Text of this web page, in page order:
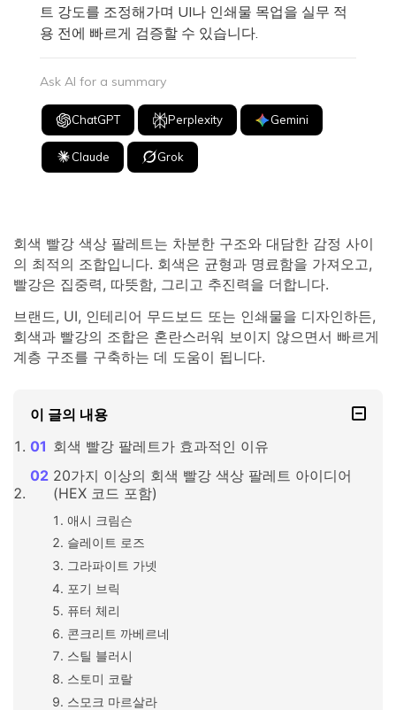
트 강도를 조정해가며 UI나 인쇄물 목업을 실무 적
용 전에 빠르게 검증할 수 있습니다.
Ask AI for a summary
ChatGPT Perplexity Gemini
Claude Grok
회색 빨강 색상 팔레트는 차분한 구조와 대담한 감정 사이
의 최적의 조합입니다. 회색은 균형과 명료함을 가져오고,
빨강은 집중력, 따뜻함, 그리고 추진력을 더합니다.
브랜드, UI, 인테리어 무드보드 또는 인쇄물을 디자인하든,
회색과 빨강의 조합은 혼란스러워 보이지 않으면서 빠르게
계층 구조를 구축하는 데 도움이 됩니다.
이 글의 내용
회색 빨강 팔레트가 효과적인 이유
20가지 이상의 회색 빨강 색상 팔레트 아이디어
(HEX 코드 포함)
애시 크림슨
슬레이트 로즈
그라파이트 가넷
포기 브릭
퓨터 체리
콘크리트 까베르네
스틸 블러시
스토미 코랄
스모크 마르살라